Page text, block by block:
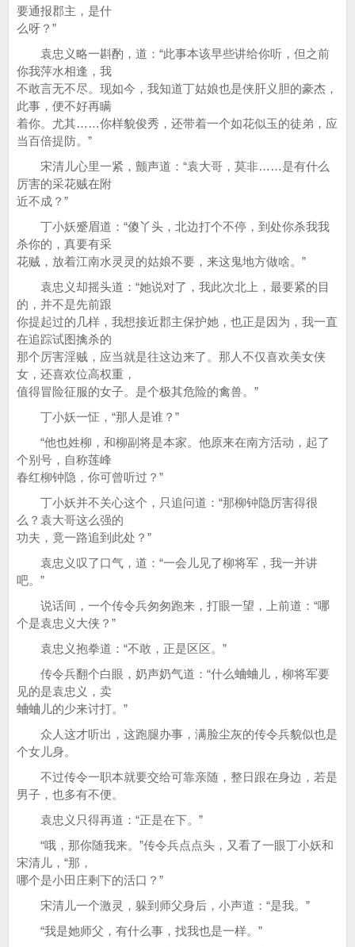
要通报郡主，是什
么呀？”
袁忠义略一斟酌，道：“此事本该早些讲给你听，但之前
你我萍水相逢，我
不敢言无不尽。现如今，我知道丁姑娘也是侠肝义胆的豪杰，
此事，便不好再瞒
着你。尤其……你样貌俊秀，还带着一个如花似玉的徒弟，应
当百倍提防。”
宋清儿心里一紧，颤声道：“袁大哥，莫非……是有什么
厉害的采花贼在附
近不成？”
丁小妖蹙眉道：“傻丫头，北边打个不停，到处你杀我我
杀你的，真要有采
花贼，放着江南水灵灵的姑娘不要，来这鬼地方做啥。”
袁忠义却摇头道：“她说对了，我此次北上，最要紧的目
的，并不是先前跟
你提起过的几样，我想接近郡主保护她，也正是因为，我一直
在追踪试图擒杀的
那个厉害淫贼，应当就是往这边来了。那人不仅喜欢美女侠
女，还喜欢位高权重，
值得冒险征服的女子。是个极其危险的禽兽。”
丁小妖一怔，“那人是谁？”
“他也姓柳，和柳副将是本家。他原来在南方活动，起了
个别号，自称莲峰
春红柳钟隐，你可曾听过？”
丁小妖并不关心这个，只追问道：“那柳钟隐厉害得很
么？袁大哥这么强的
功夫，竟一路追到此处？”
袁忠义叹了口气，道：“一会儿见了柳将军，我一并讲
吧。”
说话间，一个传令兵匆匆跑来，打眼一望，上前道：“哪
个是袁忠义大侠？”
袁忠义抱拳道：“不敢，正是区区。”
传令兵翻个白眼，奶声奶气道：“什么蛐蛐儿，柳将军要
见的是袁忠义，卖
蛐蛐儿的少来讨打。”
众人这才听出，这跑腿办事，满脸尘灰的传令兵貌似也是
个女儿身。
不过传令一职本就要交给可靠亲随，整日跟在身边，若是
男子，也多有不便。
袁忠义只得再道：“正是在下。”
“哦，那你随我来。”传令兵点点头，又看了一眼丁小妖和
宋清儿，“那，
哪个是小田庄剩下的活口？”
宋清儿一个激灵，躲到师父身后，小声道：“是我。”
“我是她师父，有什么事，找我也是一样。”